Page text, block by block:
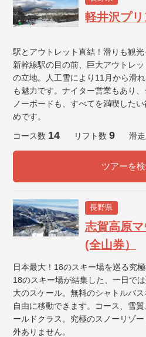
軽井沢プ
駅とアウトレット直結！滑りも観
新幹線駅の目の前、巨大アウトレ
の立地。人工雪により11月から滑
も魅力です。ナイター営業もあり
ノーボードも、すべてを満喫した
めです。
コース数 14 リフト数 9 滑
ツアーを
長野県
志賀高原
(全山券）
日本最大！18のスキー場を巡る究
18のスキー場が結集した、一日で
大のスケール。無料のシャトルバ
自由に移動できます。コース、雪
ールドクラス。究極のスノーリゾ
外ありません。